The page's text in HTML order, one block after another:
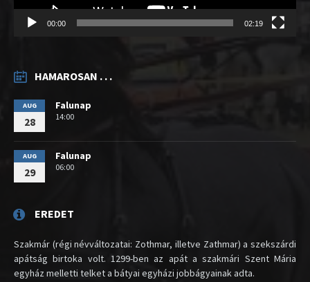
00:00 02:19
HAMAROSAN . . .
AUG
28
Falunap
14:00
AUG
29
Falunap
06:00
EREDET
Szakmár (régi névváltozatai: Zothmar, illetve Zathmar) a szekszárdi
apátság birtoka volt. 1299-ben az apát a szakmári Szent Mária
egyház melletti telket a bátyai egyházi jobbágyainak adta.